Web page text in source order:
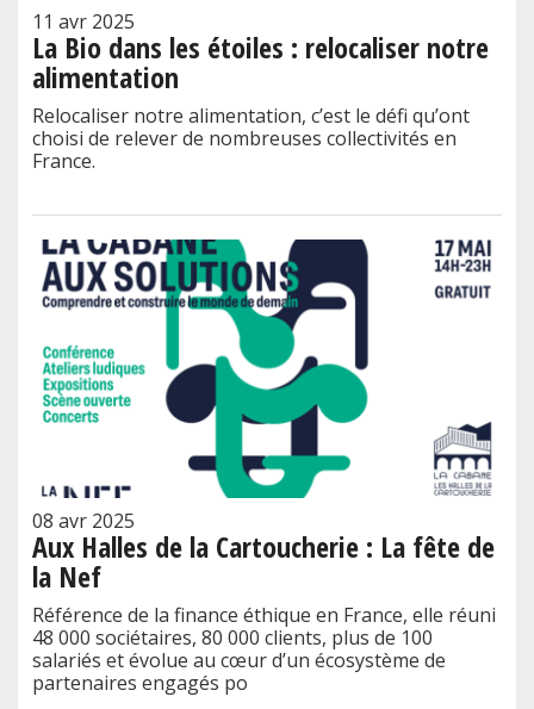
11 avr 2025
La Bio dans les étoiles : relocaliser notre
alimentation
Relocaliser notre alimentation, c’est le défi qu’ont
choisi de relever de nombreuses collectivités en
France.
08 avr 2025
Aux Halles de la Cartoucherie : La fête de
la Nef
Référence de la finance éthique en France, elle réuni
48 000 sociétaires, 80 000 clients, plus de 100
salariés et évolue au cœur d’un écosystème de
partenaires engagés po